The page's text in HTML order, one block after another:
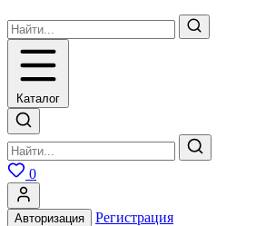
Каталог
0
Авторизация Регистрация